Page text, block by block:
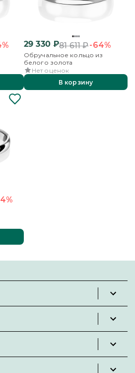
29 330₽81 611₽-64%
Обручальное кольцо из
белого золота
Нет оценок
В корзину